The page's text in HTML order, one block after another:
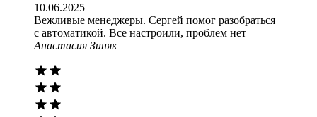
10.06.2025
Вежливые менеджеры. Сергей помог разобраться
с автоматикой. Все настроили, проблем нет
Анастасия Зиняк